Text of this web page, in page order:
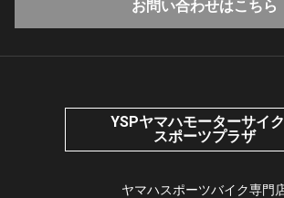
お問い合わせはこちら
YSPヤマハモーターサイ
スポーツプラザ
ヤマハスポーツバイク専門